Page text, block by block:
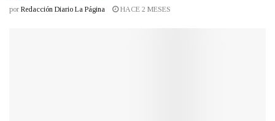
por Redacción Diario La Página HACE 2 MESES